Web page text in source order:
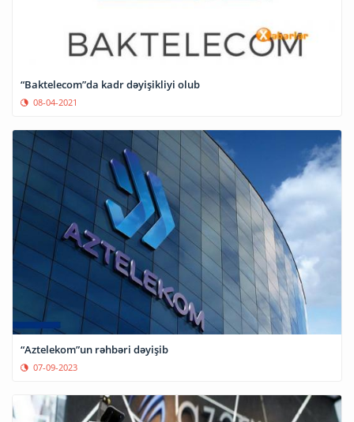
“Baktelecom”da kadr dəyişikliyi olub
08-04-2021
“Aztelekom”un rəhbəri dəyişib
07-09-2023